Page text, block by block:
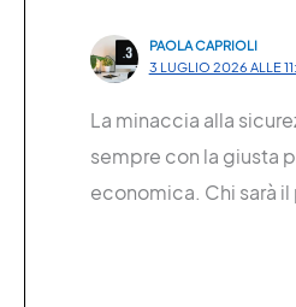
PAOLA CAPRIOLI
3 LUGLIO 2026 ALLE
La minaccia alla
sempre con la giusta
economica. Chi sarà